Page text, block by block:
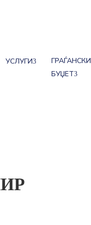
УСЛУГИ
ГРАЃАНСКИ
БУЏЕТ